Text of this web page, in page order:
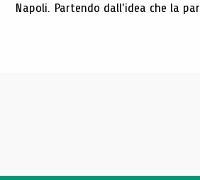
Napoli. Partendo dall'idea che la